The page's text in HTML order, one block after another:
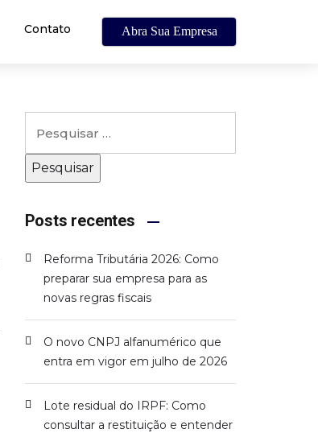
Contato Abra Sua Empresa
Posts recentes
Reforma Tributária 2026: Como
preparar sua empresa para as
novas regras fiscais
O novo CNPJ alfanumérico que
entra em vigor em julho de 2026
Lote residual do IRPF: Como
consultar a restituição e entender